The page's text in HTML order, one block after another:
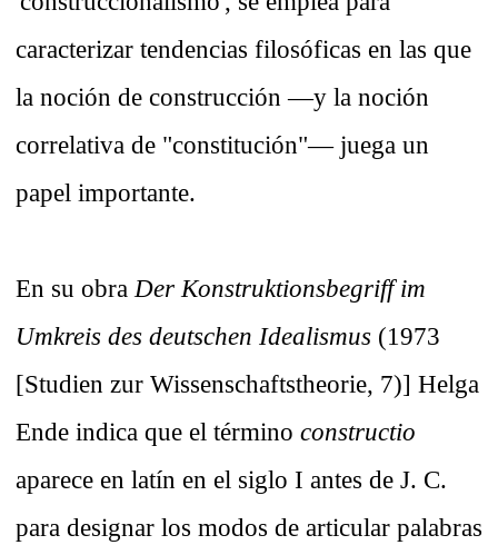
caracterizar tendencias filosóficas en las que
la noción de construcción —y la noción
correlativa de "constitución"— juega un
papel importante.
En su obra Der Konstruktionsbegriff im
Umkreis des deutschen Idealismus (1973
[Studien zur Wissenschaftstheorie, 7)] Helga
Ende indica que el término constructio
aparece en latín en el siglo I antes de J. C.
para designar los modos de articular palabras